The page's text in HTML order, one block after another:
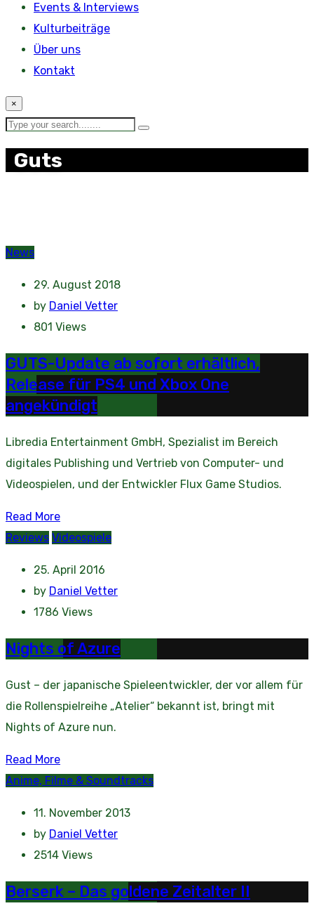
Events & Interviews
Kulturbeiträge
Über uns
Kontakt
×
Guts
News
29. August 2018
by Daniel Vetter
801 Views
GUTS-Update ab sofort erhältlich,
Release für PS4 und Xbox One
angekündigt
Libredia Entertainment GmbH, Spezialist im Bereich
digitales Publishing und Vertrieb von Computer- und
Videospielen, und der Entwickler Flux Game Studios.
Read More
Reviews Videospiele
25. April 2016
by Daniel Vetter
1786 Views
Nights of Azure
Gust – der japanische Spieleentwickler, der vor allem für
die Rollenspielreihe „Atelier“ bekannt ist, bringt mit
Nights of Azure nun.
Read More
Anime, Filme & Soundtracks
11. November 2013
by Daniel Vetter
2514 Views
Berserk – Das goldene Zeitalter II